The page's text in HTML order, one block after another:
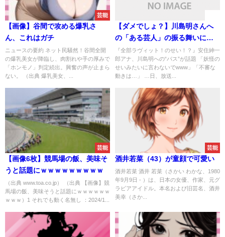
芸能
【画像】谷間で攻める爆乳さ
ん、これはガチ
ニュースの要約 ネット民騒然！谷間全開
の爆乳美女が降臨し、肉割れや手の厚みで
「ホンモノ」判定続出。興奮の声が止まら
ない。 （出典 爆乳美女、...
【ダメでしょ？】川島明さんへ
の「ある芸人」の振る舞いに厳
しい声が寄せられる事態に
『全部ラヴィット！のせい！？』安住紳一
郎アナ、川島明への“パス”が話題 「妖怪の
せいみたいに言わないでwww」「不審な
動きは…」 …日、放送...
芸能
【画像6枚】競馬場の飯、美味そ
うと話題にｗｗｗｗｗｗｗｗｗ
（出典 www.toa.co.jp） （出典 【画像】競
馬場の飯、美味そうと話題にｗｗｗｗｗｗ
ｗｗｗ）1 それでも動く名無し ：2024/1...
芸能
酒井若菜（43）が童顔で可愛い
酒井若菜 酒井 若菜（さかい わかな、1980
年9月9日 - ）は、日本の女優、作家、元グ
ラビアアイドル。本名および旧芸名、酒井
美幸（さか...